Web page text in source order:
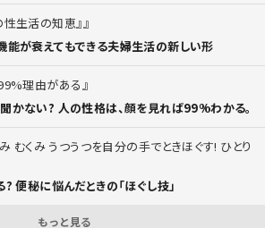
生活の知恵』
能が衰えてもできる夫婦生活の新しい形
理由がある
かない? 人の性格は、顔を見れば99%わかる。
むくみ うつうつを自分の手でときほぐす! ひとり
便秘に悩んだときの「ほぐし技」
もっと見る